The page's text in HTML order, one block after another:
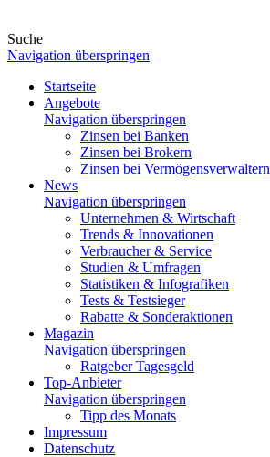
Suche
Navigation überspringen
Startseite
Angebote
Navigation überspringen
Zinsen bei Banken
Zinsen bei Brokern
Zinsen bei Vermögensverwaltern
News
Navigation überspringen
Unternehmen & Wirtschaft
Trends & Innovationen
Verbraucher & Service
Studien & Umfragen
Statistiken & Infografiken
Tests & Testsieger
Rabatte & Sonderaktionen
Magazin
Navigation überspringen
Ratgeber Tagesgeld
Top-Anbieter
Navigation überspringen
Tipp des Monats
Impressum
Datenschutz